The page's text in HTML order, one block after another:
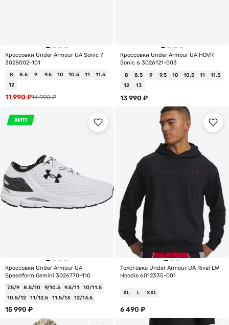
Кроссовки Under Armour UA Sonic 7
3028002-101
8 8.5 9 9.5 10 10.5 11
11.5
12
14 990₽
11 990 ₽
Кроссовки Under Armour UA HOVR
Sonic 6 3026121-003
8 8.5 9 9.5 10 10.5 11
11.5
12
13
13 990 ₽
ХИТ!
Кроссовки Under Armour UA
Speedform Gemini 3026770-110
7.5/9 8.5/10 9/10.5 9.5/11
10/11.5
10.5/12
11/12.5 11.5/13 12/13.5
15 990 ₽
Толстовка Under Armour UA Rival LW
Hoodie 6012335-001
XL L XXL
6 490 ₽